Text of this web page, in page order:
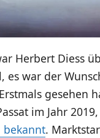
Herbert Diess
es war der
gesehen
im Jahr
bekannt.